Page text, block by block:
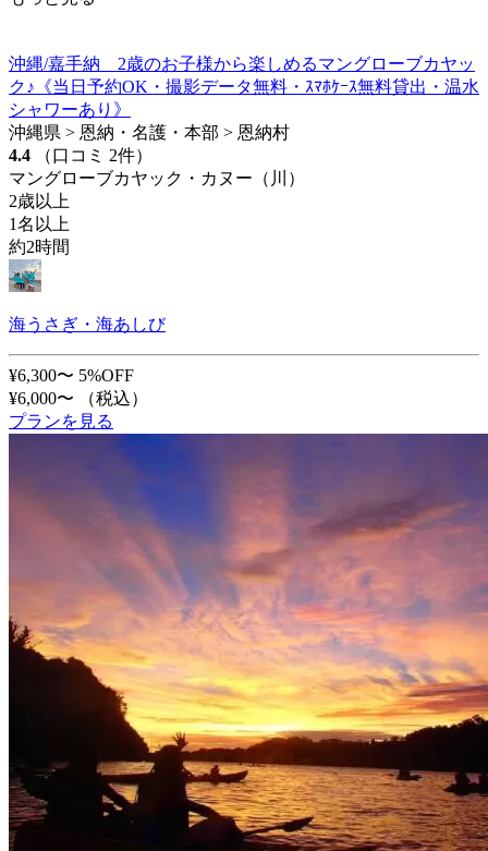
沖縄/嘉手納 2歳のお子様から楽しめるマングローブカヤッ
ク♪《当日予約OK・撮影データ無料・ｽﾏﾎｹｰｽ無料貸出・温水
シャワーあり》
沖縄県 > 恩納・名護・本部 > 恩納村
4.4
（口コミ 2件）
マングローブカヤック・カヌー（川）
2歳以上
1名以上
約2時間
海うさぎ・海あしび
¥6,300〜 5%OFF
¥6,000〜
（税込）
プランを見る